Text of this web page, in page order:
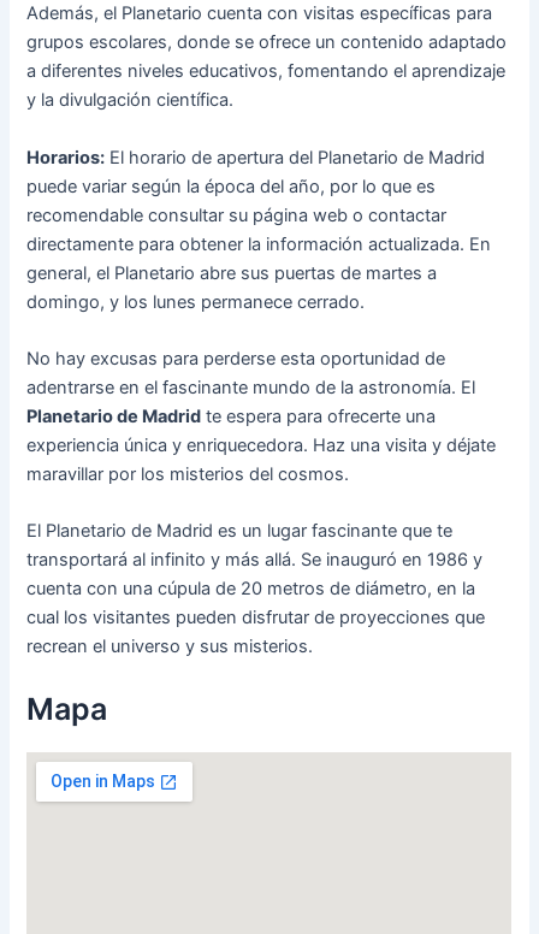
Además, el Planetario cuenta con visitas específicas para
grupos escolares, donde se ofrece un contenido adaptado
a diferentes niveles educativos, fomentando el aprendizaje
y la divulgación científica.
Horarios: El horario de apertura del Planetario de Madrid
puede variar según la época del año, por lo que es
recomendable consultar su página web o contactar
directamente para obtener la información actualizada. En
general, el Planetario abre sus puertas de martes a
domingo, y los lunes permanece cerrado.
No hay excusas para perderse esta oportunidad de
adentrarse en el fascinante mundo de la astronomía. El
Planetario de Madrid te espera para ofrecerte una
experiencia única y enriquecedora. Haz una visita y déjate
maravillar por los misterios del cosmos.
El Planetario de Madrid es un lugar fascinante que te
transportará al infinito y más allá. Se inauguró en 1986 y
cuenta con una cúpula de 20 metros de diámetro, en la
cual los visitantes pueden disfrutar de proyecciones que
recrean el universo y sus misterios.
Mapa